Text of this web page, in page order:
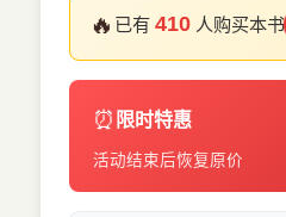
🔥 已有410 人购买本书
⏰ 限时特惠
活动结束后恢复原价